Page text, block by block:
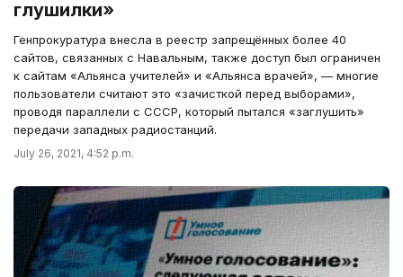
глушилки»
Генпрокуратура внесла в реестр запрещённых более 40
сайтов, связанных с Навальным, также доступ был ограничен
к сайтам «Альянса учителей» и «Альянса врачей», — многие
пользователи считают это «зачисткой перед выборами»,
проводя параллели с СССР, который пытался «заглушить»
передачи западных радиостанций.
July 26, 2021, 4:52 p.m.